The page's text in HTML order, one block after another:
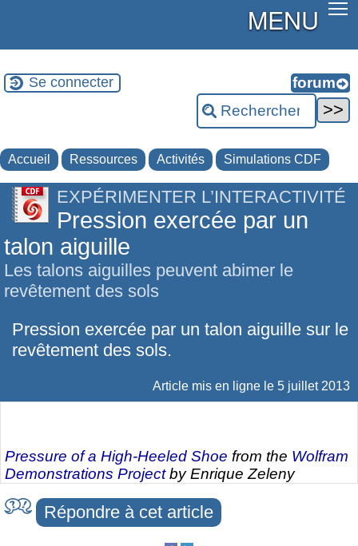
MENU
Se connecter
Accueil Ressources Activités Simulations CDF
EXPÉRIMENTER L’INTERACTIVITÉ
Pression exercée par un
talon aiguille
Les talons aiguilles peuvent abimer le
revêtement des sols
Pression exercée par un talon aiguille sur le
revêtement des sols.
Article mis en ligne le 5 juillet 2013
Pressure of a High-Heeled Shoe from the Wolfram
Demonstrations Projectby Enrique Zeleny
Répondre à cet article